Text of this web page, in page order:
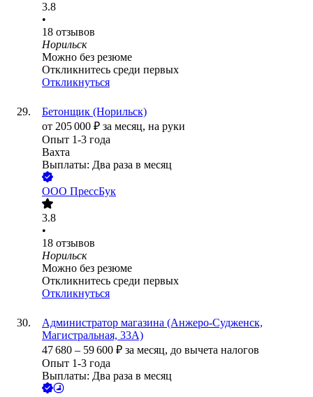
3.8
•
18 отзывов
Норильск
Можно без резюме
Откликнитесь среди первых
Откликнуться
Бетонщик (Норильск)
от 205 000 ₽ за месяц, на руки
Опыт 1-3 года
Вахта
Выплаты: Два раза в месяц
ООО ПрессБук
3.8
•
18 отзывов
Норильск
Можно без резюме
Откликнитесь среди первых
Откликнуться
Администратор магазина (Анжеро-Судженск,
Магистральная, 33А)
47 680 – 59 600 ₽ за месяц, до вычета налогов
Опыт 1-3 года
Выплаты: Два раза в месяц